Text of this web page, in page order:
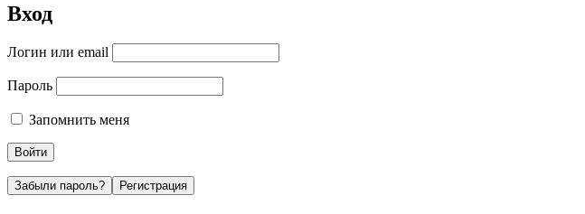
Вход
Логин или email
Пароль
Запомнить меня
Забыли пароль? Регистрация